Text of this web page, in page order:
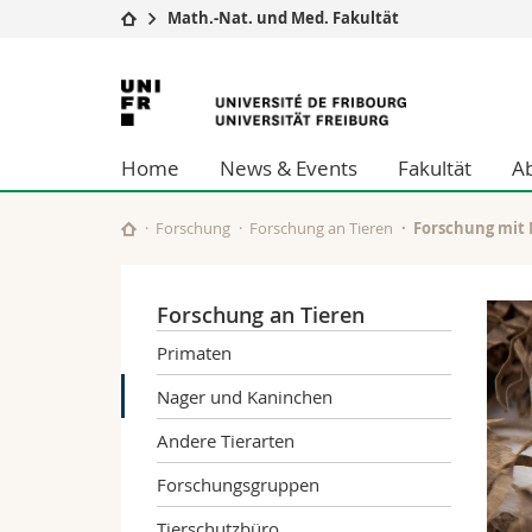
Universität
Studium
Forschung
Universität
Weiterbildung
Wirtschafts-
Philosophische
Fak. für
Math.-Nat. und
Math.-Nat. und Med. Fakultät
Universität
Freiburg
Home News & Events Fakultät
Forschung Forschung an Tieren Forschung mit
Forschung an Tieren
Primaten
Nager und Kaninchen
Andere Tierarten
Forschungsgruppen